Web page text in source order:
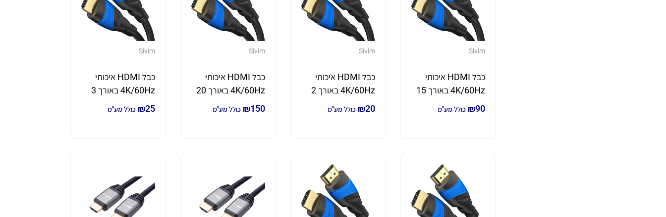
Sivim
כבל HDMI איכותי
4K/60Hz באורך 15
מטר₪90 כולל מע"מ
Sivim
כבל HDMI איכותי
4K/60Hz באורך 2
מטר₪20 כולל מע"מ
Sivim
כבל HDMI איכותי
4K/60Hz באורך 20
מטר₪150 כולל מע"מ
Sivim
כבל HDMI איכותי
4K/60Hz באורך 3
מטר₪25 כולל מע"מ